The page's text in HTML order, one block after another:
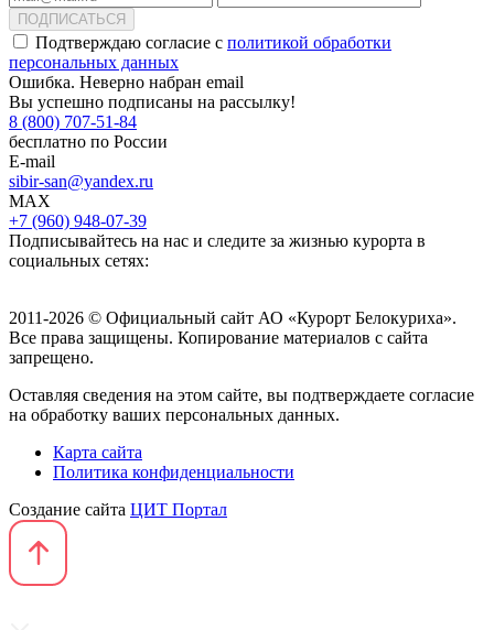
ПОДПИСАТЬСЯ
Подтверждаю согласие с политикой обработки
персональных данных
Ошибка. Неверно набран email
Вы успешно подписаны на рассылку!
8 (800) 707-51-84
бесплатно по России
E-mail
sibir-san@yandex.ru
MAX
+7 (960) 948-07-39
Подписывайтесь на нас и следите за жизнью курорта в
социальных сетях:
2011-2026 © Официальный сайт АО «Курорт Белокуриха».
Все права защищены. Копирование материалов с сайта
запрещено.
Оставляя сведения на этом сайте, вы подтверждаете согласие
на обработку ваших персональных данных.
Карта сайта
Политика конфиденциальности
Создание сайта ЦИТ Портал